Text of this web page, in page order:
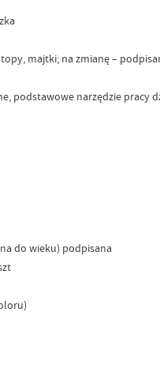
majtki; na zmianę –
podstawowe narzędzie pracy
do wieku) podpisana